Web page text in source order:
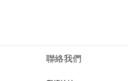
聯絡我們